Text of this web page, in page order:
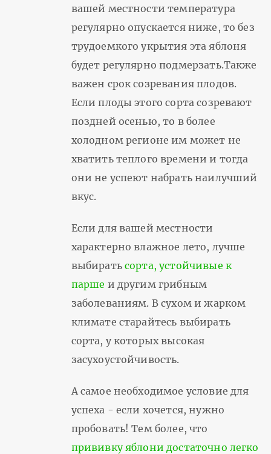
вашей местности температура
регулярно опускается ниже, то без
трудоемкого укрытия эта яблоня
будет регулярно подмерзать.Также
важен срок созревания плодов.
Если плоды этого сорта созревают
поздней осенью, то в более
холодном регионе им может не
хватить теплого времени и тогда
они не успеют набрать наилучший
вкус.
Если для вашей местности
характерно влажное лето, лучше
выбиратьсорта, устойчивые к
парше и другим грибным
заболеваниям. В сухом и жарком
климате старайтесь выбирать
сорта, у которых высокая
засухоустойчивость.
А самое необходимое условие для
успеха - если хочется, нужно
пробовать! Тем более, что
прививку яблони достаточно легко